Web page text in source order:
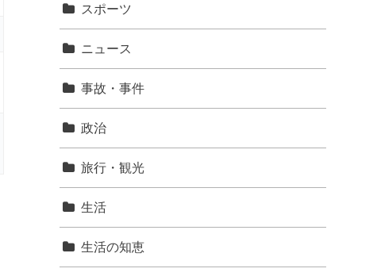
スポーツ
ニュース
事故・事件
政治
旅行・観光
生活
生活の知恵